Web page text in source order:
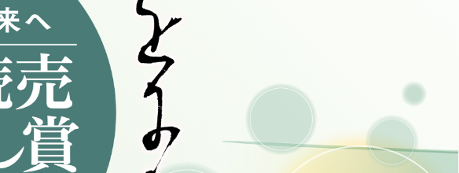
Analyticsはトラフィックデータの収集のためにCookieを使用して
能はCookieを無効にすることで収集を拒否することが出来ますの